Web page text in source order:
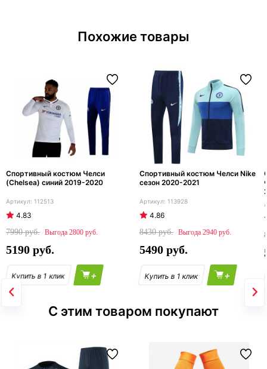
Похожие товары
Спортивный костюм Челси
(Chelsea) синий 2019-2020
112513
4.83
7990
2800
5190
+
Спортивный костюм Челси Nike
сезон 2020-2021
113928
4.86
8430
2940
5490
+
С этим товаром покупают